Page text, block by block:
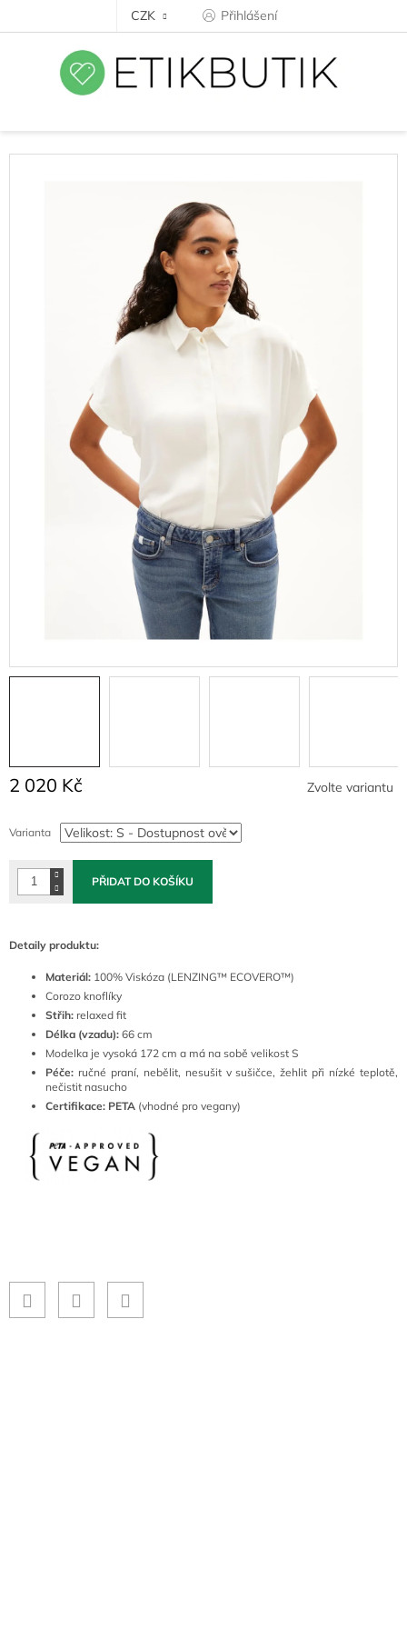
CZK Přihlášení
2 020 Kč
cena:
Zvolte variantu
Varianta
PŘIDAT DO KOŠÍKU
Detaily produktu:
Materiál: 100% Viskóza (LENZING™ ECOVERO™)
Corozo knoflíky
Střih: relaxed fit
Délka (vzadu): 66 cm
Modelka je vysoká 172 cm a má na sobě velikost S
Péče: ručné praní, nebělit, nesušit v sušičce, žehlit při nízké teplotě,
nečistit nasucho
Certifikace: PETA (vhodné pro vegany)